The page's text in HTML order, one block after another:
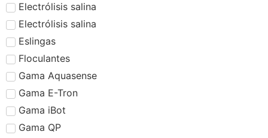
Electrólisis salina
Electrólisis salina
Eslingas
Floculantes
Gama Aquasense
Gama E-Tron
Gama iBot
Gama QP